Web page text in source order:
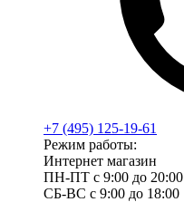
+7 (495) 125-19-61
Режим работы:
Интернет магазин
ПН-ПТ с 9:00 до 20:00
СБ-ВС с 9:00 до 18:00